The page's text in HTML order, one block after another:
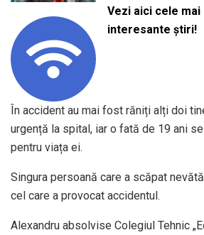
Vezi aici cele mai
interesante știri!
În accident au mai fost răniți alți doi
urgență la spital, iar o fată de 19 ani
pentru viața ei.
Singura persoană care a scăpat
cel care a provocat accidentul.
Alexandru absolvise Colegiul Tehnic